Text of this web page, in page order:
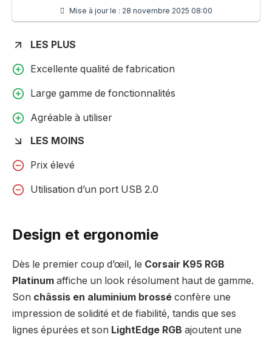
Mise à jour le : 28 novembre 2025 08:00
LES PLUS
Excellente qualité de fabrication
Large gamme de fonctionnalités
Agréable à utiliser
LES MOINS
Prix élevé
Utilisation d’un port USB 2.0
Design et ergonomie
Dès le premier coup d’œil, le Corsair K95 RGB
Platinum affiche un look résolument haut de gamme.
Son châssis en aluminium brossé confère une
impression de solidité et de fiabilité, tandis que ses
lignes épurées et son LightEdge RGB ajoutent une